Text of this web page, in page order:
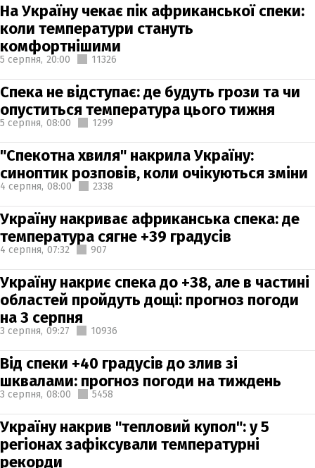
На Україну чекає пік африканської спеки:
коли температури стануть
комфортнішими
5 серпня, 20:00 11326
Спека не відступає: де будуть грози та чи
опуститься температура цього тижня
5 серпня, 08:00 1299
"Спекотна хвиля" накрила Україну:
синоптик розповів, коли очікуються зміни
4 серпня, 08:00 2338
Україну накриває африканська спека: де
температура сягне +39 градусів
4 серпня, 07:32 907
Україну накриє спека до +38, але в частині
областей пройдуть дощі: прогноз погоди
на 3 серпня
3 серпня, 09:27 10936
Від спеки +40 градусів до злив зі
шквалами: прогноз погоди на тиждень
3 серпня, 08:00 5458
Україну накрив "тепловий купол": у 5
регіонах зафіксували температурні
рекорди